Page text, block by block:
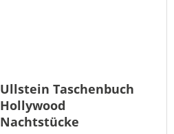
Ullstein Taschenbuch
Hollywood
Nachtstücke